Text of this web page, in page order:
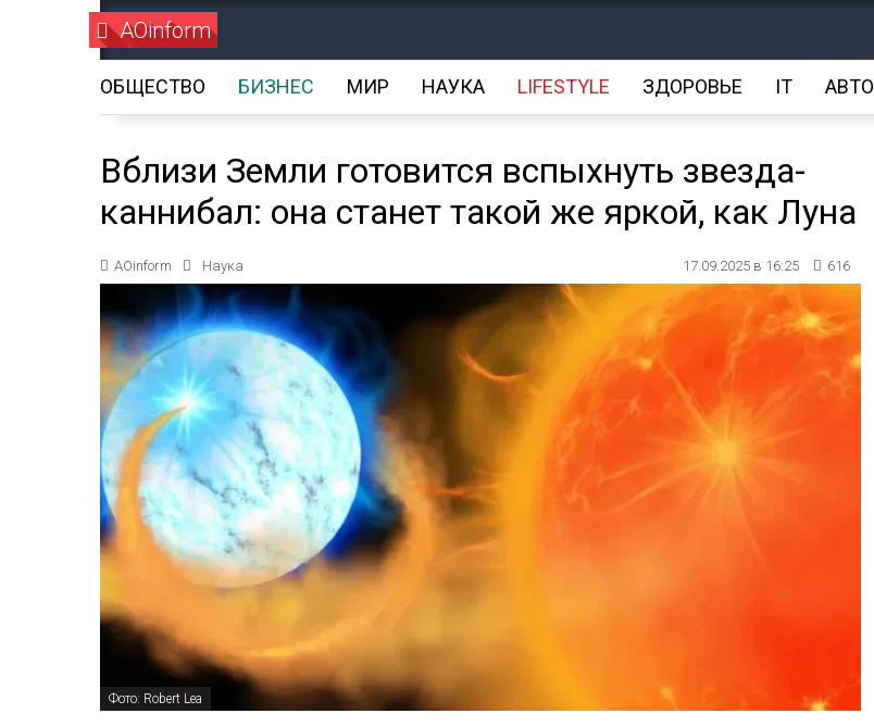
AOinform
ОБЩЕСТВО БИЗНЕС МИР НАУКА LIFESTYLE ЗДОРОВЬЕ IT АВТО
Вблизи Земли готовится вспыхнуть звезда-
каннибал: она станет такой же яркой, как Луна
AOinform Наука 17.09.2025 в 16:25 616
Фото: Robert Lea